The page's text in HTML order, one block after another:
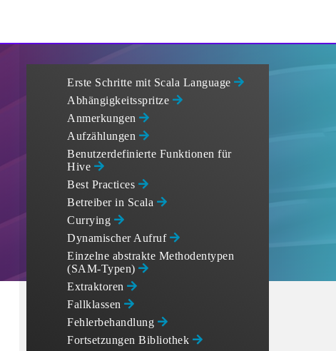
Erste Schritte mit Scala Language
Abhängigkeitsspritze
Anmerkungen
Aufzählungen
Benutzerdefinierte Funktionen für
Hive
Best Practices
Betreiber in Scala
Currying
Dynamischer Aufruf
Einzelne abstrakte Methodentypen
(SAM-Typen)
Extraktoren
Fallklassen
Fehlerbehandlung
Fortsetzungen Bibliothek